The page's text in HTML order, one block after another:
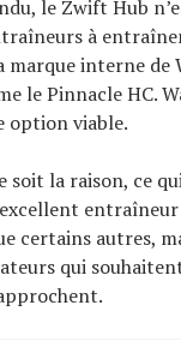
le Zwift Hub
à
marque interne de
le Pinnacle HC.
option viable.
soit la raison, ce
entraîneur
certains autres,
qui